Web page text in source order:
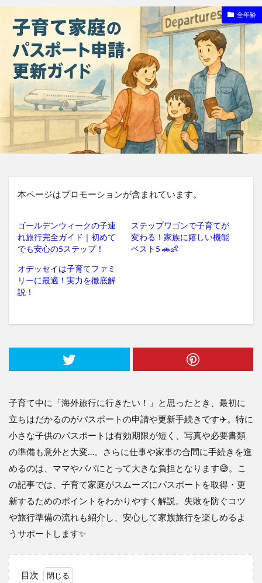
全年齢
本ページはプロモーションが含まれています。
ゴールデンウィークの子連
れ旅行完全ガイド｜初めて
でも安心の5ステップ！
ステップワゴンで子育てが
変わる！家族に嬉しい機能
ベスト5 🚗👶
オデッセイは子育てファミ
リーに最適！実力を徹底解
説！
子育て中に「海外旅行に行きたい！」と思ったとき、最初に
立ちはだかるのがパスポートの申請や更新手続きです✈️。特に
小さな子供のパスポートは有効期限が短く、写真や必要書類
の準備も意外と大変…。さらに仕事や家事の合間に手続きを進
めるのは、ママやパパにとって大きな負担となります😅。こ
の記事では、子育て家庭がスムーズにパスポートを取得・更
新するためのポイントをわかりやすく解説。失敗を防ぐコツ
や旅行準備の流れも紹介し、安心して家族旅行を楽しめるよ
うサポートします✨
目次